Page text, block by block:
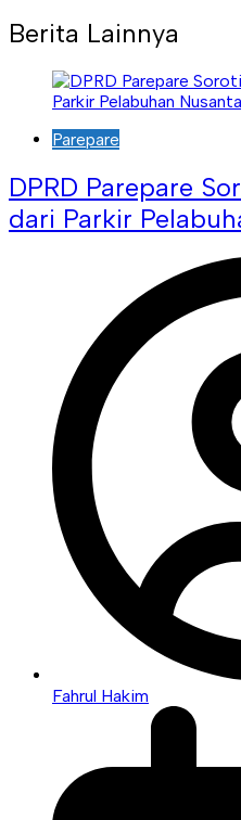
Berita Lainnya
Parepare
DPRD Parepare
dari Parkir
Fahrul Hakim